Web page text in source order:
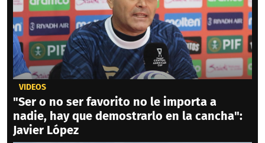
VIDEOS
"Ser o no ser favorito no le importa a
nadie, hay que demostrarlo en la cancha":
Javier López